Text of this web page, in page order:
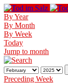
By Year
By Month
By Week
Today
Jump to month
Preceding Week